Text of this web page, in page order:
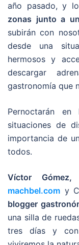
año pasado, y
zonas junto a
subirán con
desde una
hermosos y
descargar
gastronomía que
Pernoctarán en
situaciones de
importancia de
todos.
Víctor Gómez,
machbel.com y
blogger
una silla de
tres días y